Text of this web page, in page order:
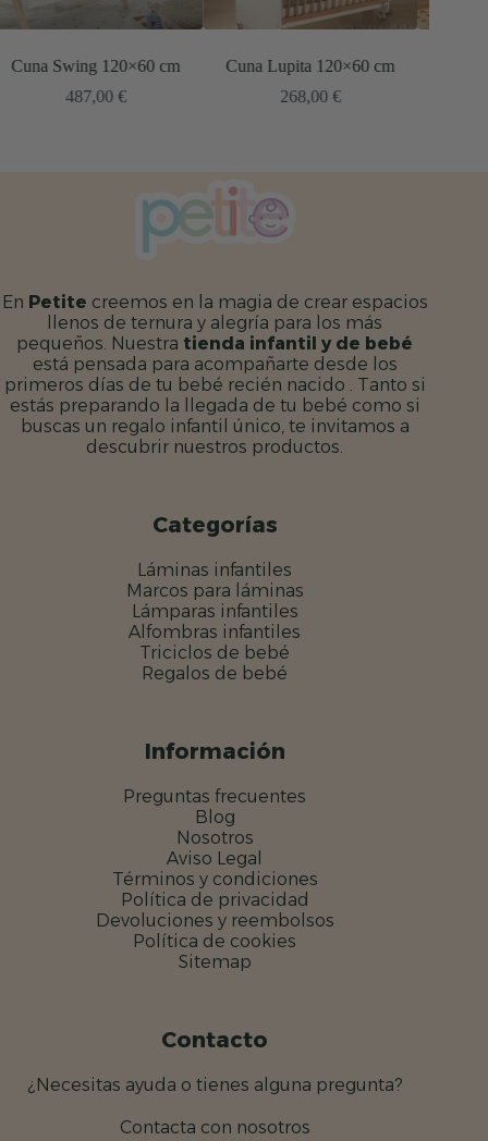
Cuna Lupita 120×60 cm
268,00
Cuna Trevi 120×60 cm
349,00
En Petite creemos en la magia de crear espacios
llenos de ternura y alegría para los más
pequeños. Nuestra tienda infantil y de bebé
está pensada para acompañarte desde los
primeros días de tu bebé recién nacido . Tanto si
estás preparando la llegada de tu bebé como si
buscas un regalo infantil único, te invitamos a
descubrir nuestros productos.
Categorías
Láminas infantiles
Marcos para láminas
Lámparas infantiles
Alfombras infantiles
Triciclos de bebé
Regalos de bebé
Información
Preguntas frecuentes
Blog
Nosotros
Aviso Legal
Términos y condiciones
Política de privacidad
Devoluciones y reembolsos
Política de cookies
Sitemap
Contacto
¿Necesitas ayuda o tienes alguna pregunta?
Contacta con nosotros